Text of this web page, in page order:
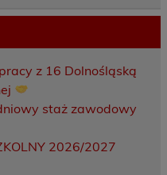
z 16 Dolnośląską
staż zawodowy
2026/2027